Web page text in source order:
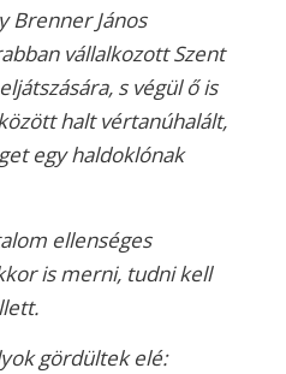
Brenner János
vállalkozott Szent
s végül ő is
halt vértanúhalált,
egy haldoklónak
ellenséges
is merni, tudni kell
gördültek elé: